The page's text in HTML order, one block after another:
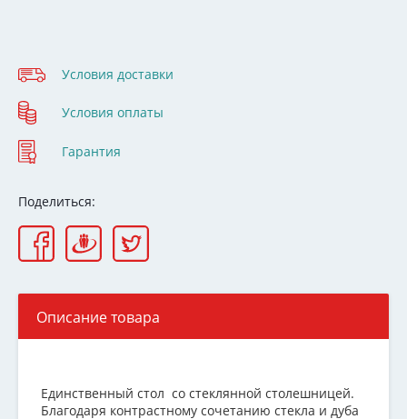
Условия доставки
Условия оплаты
Гарантия
Поделиться:
Описание товара
Единственный стол со стеклянной столешницей.
Благодаря контрастному сочетанию стекла и дуба